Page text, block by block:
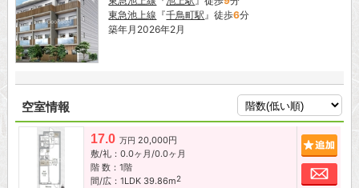
東急池上線 『千鳥町駅』徒歩6分
築年月2026年2月
空室情報
17.0 万円 20,000円
敷/礼：0.0ヶ月/0.0ヶ月
階 数：1階
間/広：1LDK 39.86m2
お